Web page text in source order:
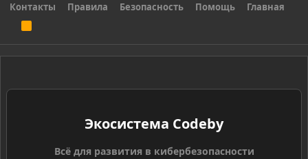
Контакты
Правила Безопасность Помощь Главная
S
Экосистема Codeby
Всё для развития в кибербезопасности